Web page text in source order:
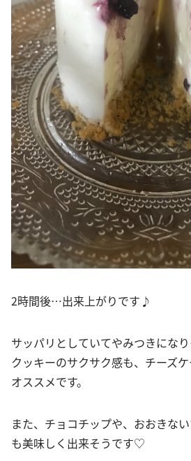
2時間後…出来上がりです♪
サッパリとしていてやみつきにな
クッキーのサクサク感も、チーズ
オススメです。
また、チョコチップや、おおきな
も美味しく出来そうです♡